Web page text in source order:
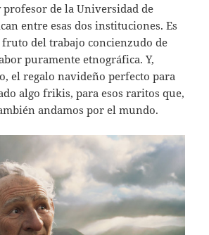
de la Universidad de
entre esas dos instituciones. Es
del trabajo concienzudo de
puramente etnográfica. Y,
el regalo navideño perfecto para
algo frikis, para esos raritos que,
andamos por el mundo.